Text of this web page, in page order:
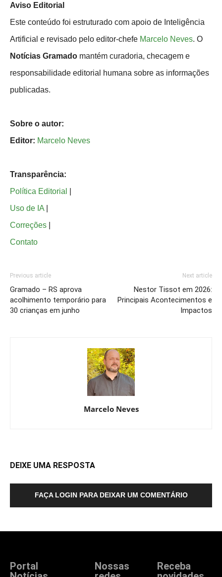
Aviso Editorial
Este conteúdo foi estruturado com apoio de Inteligência
Artificial e revisado pelo editor-chefe Marcelo Neves. O
Notícias Gramado mantém curadoria, checagem e
responsabilidade editorial humana sobre as informações
publicadas.
Sobre o autor:
Editor: Marcelo Neves
Transparência:
Política Editorial
Uso de IA
Correções
Contato
Previous article
Gramado – RS aprova
acolhimento temporário para
30 crianças em junho
Next article
Nestor Tissot em 2026:
Principais Acontecimentos e
Impactos
Marcelo Neves
DEIXE UMA RESPOSTA
FAÇA LOGIN PARA DEIXAR UM COMENTÁRIO
Portal
Nossas
Receba